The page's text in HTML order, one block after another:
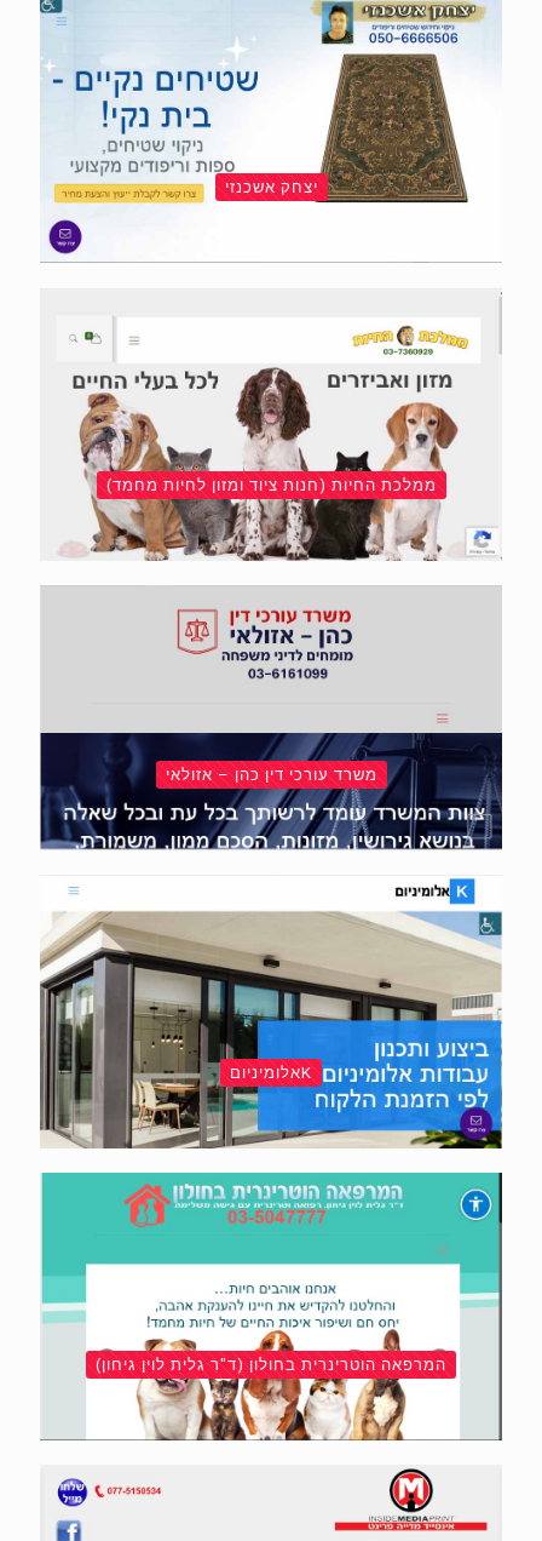
יצחק אשכנזי
ממלכת החיות (חנות ציוד ומזון לחיות מחמד)
משרד עורכי דין כהן – אזולאי
Kאלומיניום
המרפאה הוטרינרית בחולון (ד"ר גלית לוין גיחון)